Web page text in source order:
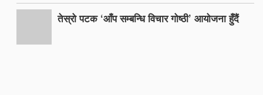
तेस्रो पटक ‘आँप सम्बन्धि विचार गोष्ठी’ आयोजना हुँदैं